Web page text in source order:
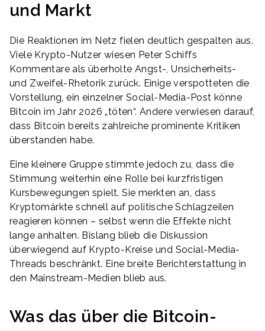
und Markt
Die Reaktionen im Netz fielen deutlich gespalten aus.
Viele Krypto-Nutzer wiesen Peter Schiffs
Kommentare als überholte Angst-, Unsicherheits-
und Zweifel-Rhetorik zurück. Einige verspotteten die
Vorstellung, ein einzelner Social-Media-Post könne
Bitcoin im Jahr 2026 „töten“. Andere verwiesen darauf,
dass Bitcoin bereits zahlreiche prominente Kritiken
überstanden habe.
Eine kleinere Gruppe stimmte jedoch zu, dass die
Stimmung weiterhin eine Rolle bei kurzfristigen
Kursbewegungen spielt. Sie merkten an, dass
Kryptomärkte schnell auf politische Schlagzeilen
reagieren können – selbst wenn die Effekte nicht
lange anhalten. Bislang blieb die Diskussion
überwiegend auf Krypto-Kreise und Social-Media-
Threads beschränkt. Eine breite Berichterstattung in
den Mainstream-Medien blieb aus.
Was das über die Bitcoin-